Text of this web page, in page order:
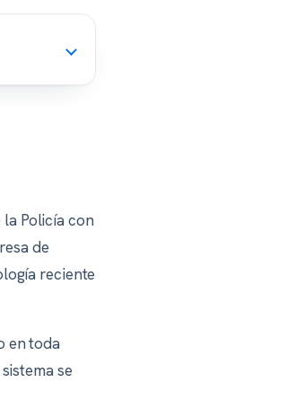
Policía con
de
reciente
en toda
se